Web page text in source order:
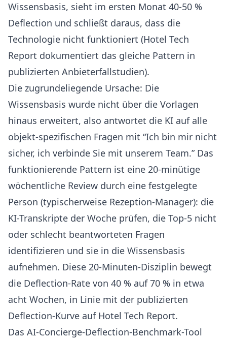
Wissensbasis, sieht im ersten Monat 40-50 %
Deflection und schließt daraus, dass die
Technologie nicht funktioniert (Hotel Tech
Report dokumentiert das gleiche Pattern in
publizierten Anbieterfallstudien).
Die zugrundeliegende Ursache: Die
Wissensbasis wurde nicht über die Vorlagen
hinaus erweitert, also antwortet die KI auf alle
objekt-spezifischen Fragen mit “Ich bin mir nicht
sicher, ich verbinde Sie mit unserem Team.” Das
funktionierende Pattern ist eine 20-minütige
wöchentliche Review durch eine festgelegte
Person (typischerweise Rezeption-Manager): die
KI-Transkripte der Woche prüfen, die Top-5 nicht
oder schlecht beantworteten Fragen
identifizieren und sie in die Wissensbasis
aufnehmen. Diese 20-Minuten-Disziplin bewegt
die Deflection-Rate von 40 % auf 70 % in etwa
acht Wochen, in Linie mit der publizierten
Deflection-Kurve auf Hotel Tech Report.
Das AI-Concierge-Deflection-Benchmark-Tool